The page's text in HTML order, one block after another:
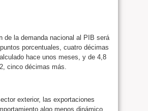
de la demanda nacional al PIB será
porcentuales, cuatro décimas
hace unos meses, y de 4,8
cinco décimas más.
exterior, las exportaciones
algo menos dinámico